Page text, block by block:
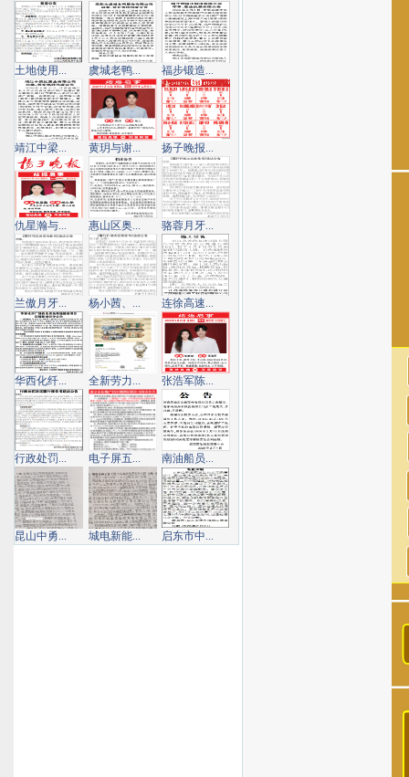
土地使用... 虞城老鸭... 福步锻造...
靖江中梁... 黄玥与谢... 扬子晚报...
仇星瀚与... 惠山区奥... 骆蓉月牙...
兰傲月牙... 杨小茜、... 连徐高速...
华西化纤... 全新劳力... 张浩军陈...
行政处罚... 电子屏五... 南油船员...
昆山中勇... 城电新能... 启东市中...